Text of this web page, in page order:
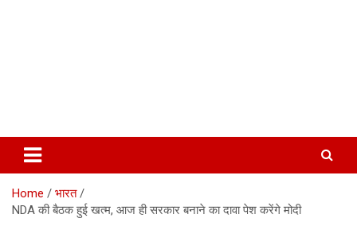
Home
भारत
NDA की बैठक हुई खत्म, आज ही सरकार बनाने का दावा पेश करेंगे मोदी